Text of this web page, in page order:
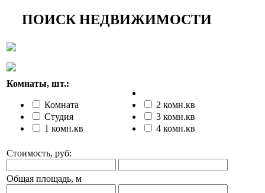
ПОИСК НЕДВИЖИМОСТИ
Комнаты, шт.:
Комната
Студия
1 комн.кв
2 комн.кв
3 комн.кв
4 комн.кв
Стоимость, руб:
Общая площадь, м